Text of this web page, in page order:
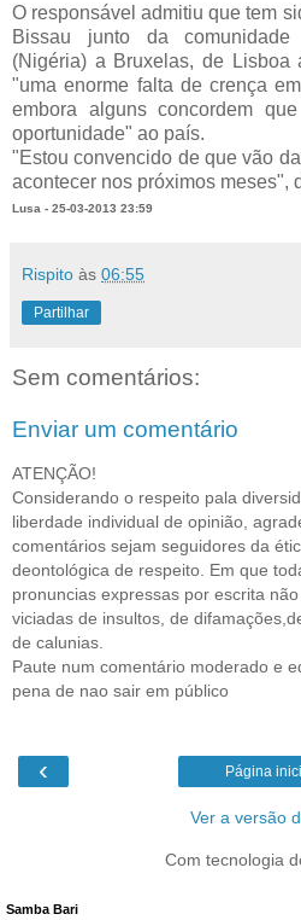
O responsável admitiu que tem
Bissau junto da
(Nigéria) a Bruxelas, de Lisboa
"uma enorme falta de crença
embora alguns concordem
oportunidade" ao país.
"Estou convencido de que vão
acontecer nos próximos meses",
Lusa - 25-03-2013 23:59
Rispito às 06:55
Partilhar
Sem comentários:
Enviar um comentário
ATENÇÃO!
Considerando o respeito pala
liberdade individual de opinião,
comentários sejam seguidores da
deontológica de respeito. Em que
pronuncias expressas por escrita
viciadas de insultos, de
de calunias.
Paute num comentário moderado e
pena de nao sair em público
‹ Página
Ver a versão
Com tecnologia
Samba Bari